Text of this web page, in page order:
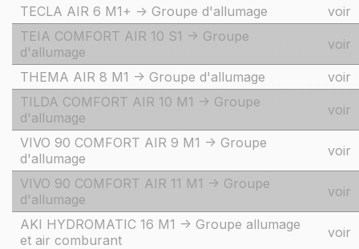
TECLA AIR 6 M1+ -> Groupe d'allumage
voir
TEIA COMFORT AIR 10 S1 -> Groupe
d'allumage
voir
THEMA AIR 8 M1 -> Groupe d'allumage
voir
TILDA COMFORT AIR 10 M1 -> Groupe
d'allumage
voir
VIVO 90 COMFORT AIR 9 M1 -> Groupe
d'allumage
voir
VIVO 90 COMFORT AIR 11 M1 -> Groupe
d'allumage
voir
AKI HYDROMATIC 16 M1 -> Groupe allumage
et air comburant
voir